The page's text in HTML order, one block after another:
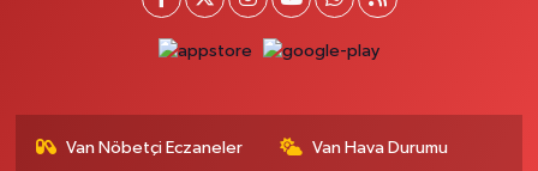
Otogar Eczanesi
Van Nöbetçi Eczaneler Van Hava Durumu